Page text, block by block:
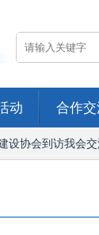
动 合作
协会到访我会交